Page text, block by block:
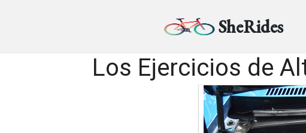
SheRides
Los Ejercicios de